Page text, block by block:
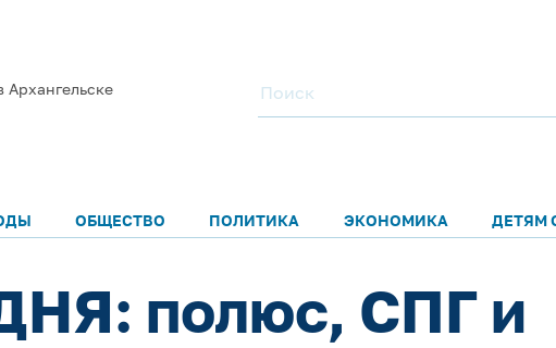
Архангельске
ОБЩЕСТВО ПОЛИТИКА ЭКОНОМИКА ДЕТЯМ
полюс, СПГ и